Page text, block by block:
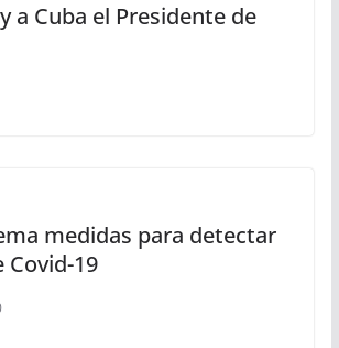
a Cuba el Presidente de
medidas para detectar
Covid-19